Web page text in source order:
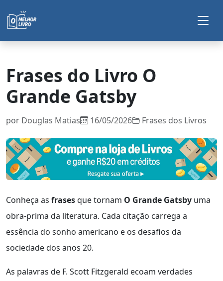
Frases do Livro O
Grande Gatsby
por Douglas Matias 16/05/2026 Frases dos Livros
Conheça as frasesque tornam O Grande Gatsby uma
obra-prima da literatura. Cada citação carrega a
essência do sonho americano e os desafios da
sociedade dos anos 20.
As palavras de F. Scott Fitzgerald ecoam verdades